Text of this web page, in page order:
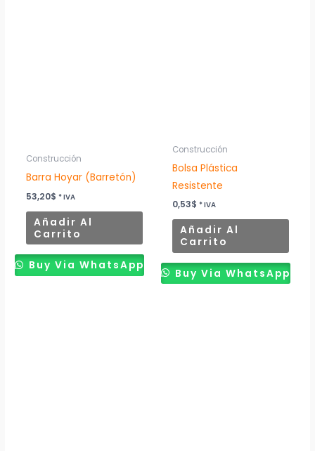
Construcción
Barra Hoyar (Barretón)
53,20$ * IVA
Añadir Al
Carrito
Buy Via WhatsApp
Construcción
Bolsa Plástica
Resistente
0,53$ * IVA
Añadir Al
Carrito
Buy Via WhatsApp